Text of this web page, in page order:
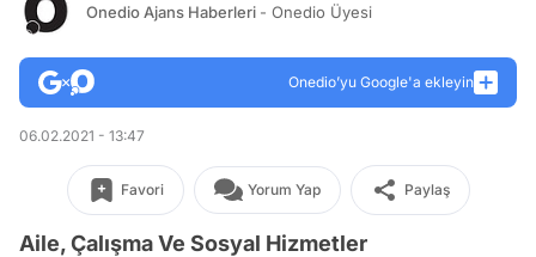
Onedio Ajans Haberleri - Onedio Üyesi
Onedio’yu Google'a ekleyin
06.02.2021 - 13:47
Favori Yorum Yap Paylaş
Aile, Çalışma Ve Sosyal Hizmetler